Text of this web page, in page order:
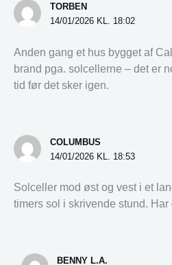
TORBEN
14/01/2026 KL. 18:02
Anden gang et hus bygget af
brand pga. solcellerne – det er
tid før det sker igen.
COLUMBUS
14/01/2026 KL. 18:53
Solceller mod øst og vest i et
timers sol i skrivende stund. Har
BENNY L.A.